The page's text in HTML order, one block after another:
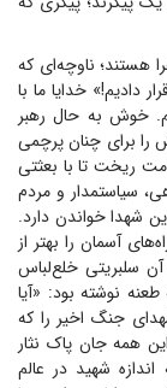
هم در قطعه۴۲ بهشت زهرا هستند؛ ناوچه‌ای که
دادیم!» خدایا ما با
نفر رسیدیم. خوش به حال رهبر
را برای چنان پرچمی
ریخت تا با بعثتی
سیاستمدار و مردم
شهدا خواندن دارد.
آسمان را بهتر از
سلبریتی خلع‌لباس
نوشته بود: «آیا
جنگ اخیر را که
همه جان پاک نثار
شهید در عالم